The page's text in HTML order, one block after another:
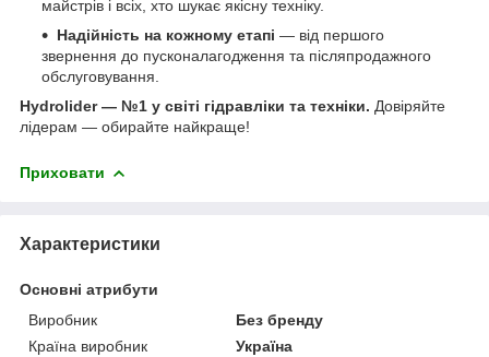
майстрів і всіх, хто шукає якісну техніку.
Надійність на кожному етапі — від першого
звернення до пусконалагодження та післяпродажного
обслуговування.
Hydrolider — №1 у світі гідравліки та техніки. Довіряйте
лідерам — обирайте найкраще!
Приховати
Характеристики
Основні атрибути
Виробник
Без бренду
Країна виробник
Україна